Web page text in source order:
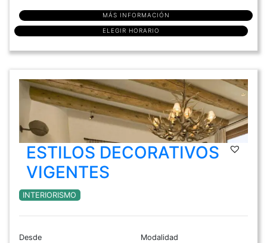
MÁS INFORMACIÓN
ELEGIR HORARIO
ESTILOS DECORATIVOS
VIGENTES
INTERIORISMO
Desde Modalidad